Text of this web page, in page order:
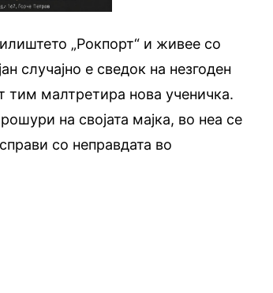
„Рокпорт“ и живее со
случајно е сведок на незгоден
тим малтретира нова ученичка.
на својата мајка, во неа се
со неправдата во